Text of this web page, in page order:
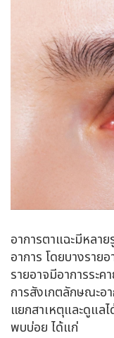
อาการตาแฉะมีหลา
อาการ โดยบางราย
รายอาจมีอาการระ
การสังเกตลักษณะอ
แยกสาเหตุและดูแล
พบบ่อย ได้แก่